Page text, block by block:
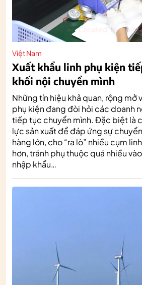
Việt Nam
Xuất khẩu linh phụ kiện
khối nội chuyển mình
Những tín hiệu khả quan, rộng mở
phụ kiện đang đòi hỏi các doanh
tiếp tục chuyển mình. Đặc biệt là
lực sản xuất để đáp ứng sự
hàng lớn, cho “ra lò” nhiều cụm
hơn, tránh phụ thuộc quá nhiều
nhập khẩu…